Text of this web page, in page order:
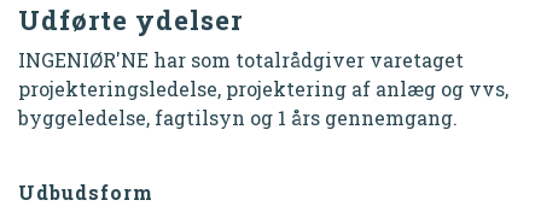
Udførte ydelser
INGENIØR'NE har som totalrådgiver varetaget
projekteringsledelse, projektering af anlæg og vvs,
byggeledelse, fagtilsyn og 1 års gennemgang.
Udbudsform